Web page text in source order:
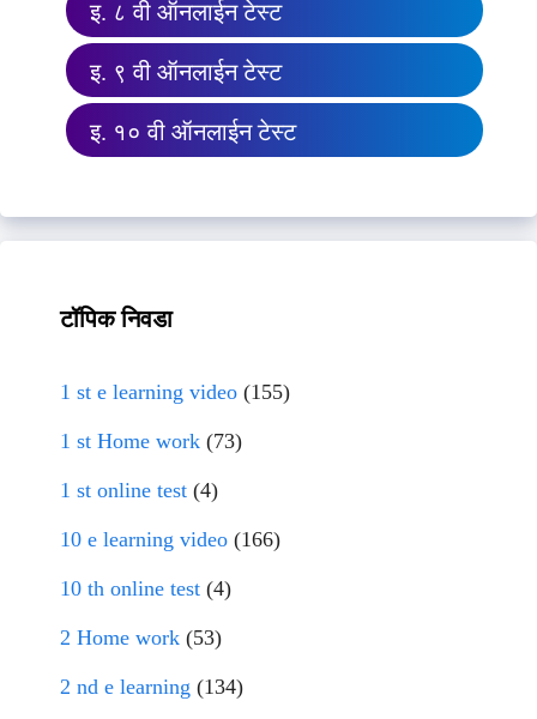
इ. ८ वी ऑनलाईन टेस्ट
इ. ९ वी ऑनलाईन टेस्ट
इ. १० वी ऑनलाईन टेस्ट
टॉपिक निवडा
1 st e learning video (155)
1 st Home work (73)
1 st online test (4)
10 e learning video (166)
10 th online test (4)
2 Home work (53)
2 nd e learning (134)